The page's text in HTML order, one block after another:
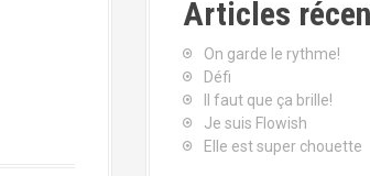
Articles
On garde le rythme!
Défi
Il faut que ça brille!
Je suis Flowish
Elle est super chouette